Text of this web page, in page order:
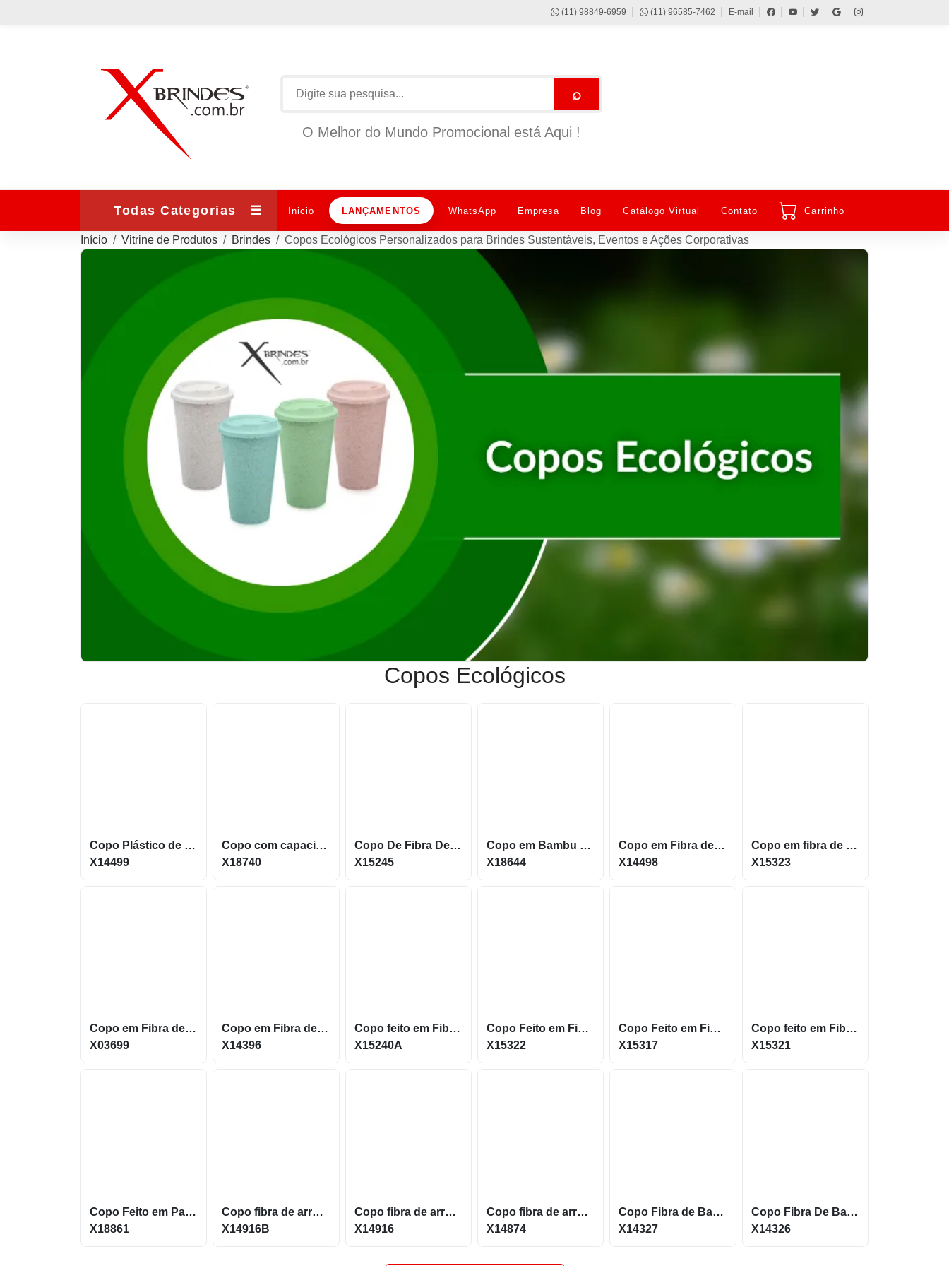
(11) 98849-6959 (11) 96585-7462 E-mail
⌕
O Melhor do Mundo Promocional está Aqui !
Todas Categorias ☰ Inicio LANÇAMENTOS WhatsApp Empresa Blog Catálogo Virtual Contato Carrinho
Início Vitrine de Produtos Brindes Copos Ecológicos Personalizados para Brindes Sustentáveis, Eventos e Ações Corporativas
Copos Ecológicos
Copo Plástico de Fibra de Arroz 550ml com tampa de bocal X14499
X14499
Copo com capacidade de 450ML feito em fibra de bambu X18740
X18740
Copo De Fibra De Arroz Com Capacidade De 350Ml X15245
X15245
Copo em Bambu de 500ml parte interna em Inox X18644
X18644
Copo em Fibra de Arroz Biodegradável com 350ml X14498
X14498
Copo em fibra de arroz com capacidade de até 550ml X15323
X15323
Copo em Fibra de Trigo capacidade 450ml Livre de BPA X03699
X03699
Copo em Fibra de Trigo de 470ml livre de BPA X14396
X14396
Copo feito em Fibra Biodegradável com 450ml X15240A
X15240A
Copo Feito em Fibra de arroz com capacidade de até 350ml X15322
X15322
Copo Feito em Fibra de Coco com capacidade de até 350ml X15317
X15317
Copo feito em Fibra de Madeira com capacidade máxima de 450ml X15321
X15321
Copo Feito em Palha de Trigo com capacidade de 310m X18861
X18861
Copo fibra de arroz com capacidade de 450ml livre de BPA X14916B
X14916B
Copo fibra de arroz de 450ml livre de BPA X14916
X14916
Copo fibra de arroz de 550ml Feito em polipropileno atóxico X14874
X14874
Copo Fibra de Bambu 450ml com tampa Rosqueável X14327
X14327
Copo Fibra De Bambu de 450Ml com Tampa De Silicone X14326
X14326